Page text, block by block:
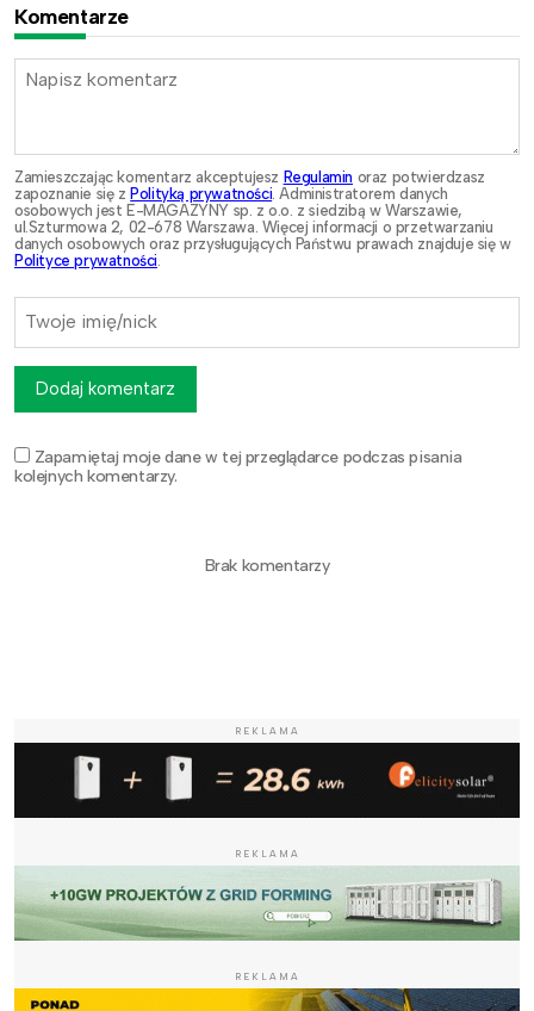
Komentarze
Zamieszczając komentarz akceptujesz Regulamin oraz potwierdzasz
zapoznanie się zPolityką prywatności . Administratorem danych
osobowych jest E-MAGAZYNY sp. z o.o. z siedzibą w Warszawie,
ul.Szturmowa 2, 02-678 Warszawa. Więcej informacji o przetwarzaniu
danych osobowych oraz przysługujących Państwu prawach znajduje się w
Polityce prywatności
Zapamiętaj moje dane w tej przeglądarce podczas pisania
kolejnych komentarzy.
Dodaj komentarz
Brak komentarzy
REKLAMA
REKLAMA
REKLAMA